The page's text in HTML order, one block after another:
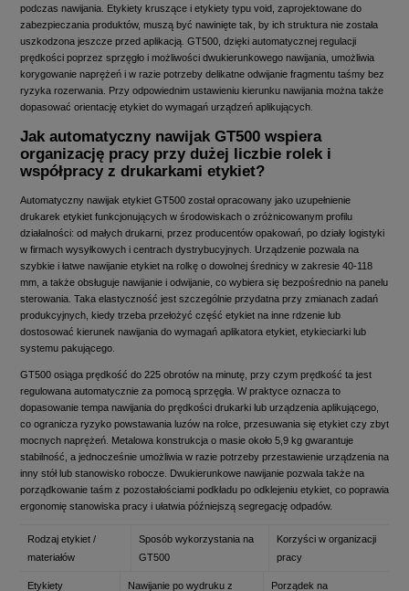
podczas nawijania. Etykiety kruszące i etykiety typu void, zaprojektowane do
zabezpieczania produktów, muszą być nawinięte tak, by ich struktura nie została
uszkodzona jeszcze przed aplikacją. GT500, dzięki automatycznej regulacji
prędkości poprzez sprzęgło i możliwości dwukierunkowego nawijania, umożliwia
korygowanie naprężeń i w razie potrzeby delikatne odwijanie fragmentu taśmy bez
ryzyka rozerwania. Przy odpowiednim ustawieniu kierunku nawijania można także
dopasować orientację etykiet do wymagań urządzeń aplikujących.
Jak automatyczny nawijak GT500 wspiera
organizację pracy przy dużej liczbie rolek i
współpracy z drukarkami etykiet?
Automatyczny nawijak etykiet GT500 został opracowany jako uzupełnienie
drukarek etykiet funkcjonujących w środowiskach o zróżnicowanym profilu
działalności: od małych drukarni, przez producentów opakowań, po działy logistyki
w firmach wysyłkowych i centrach dystrybucyjnych. Urządzenie pozwala na
szybkie i łatwe nawijanie etykiet na rolkę o dowolnej średnicy w zakresie 40-118
mm, a także obsługuje nawijanie i odwijanie, co wybiera się bezpośrednio na panelu
sterowania. Taka elastyczność jest szczególnie przydatna przy zmianach zadań
produkcyjnych, kiedy trzeba przełożyć część etykiet na inne rdzenie lub
dostosować kierunek nawijania do wymagań aplikatora etykiet, etykieciarki lub
systemu pakującego.
GT500 osiąga prędkość do 225 obrotów na minutę, przy czym prędkość ta jest
regulowana automatycznie za pomocą sprzęgła. W praktyce oznacza to
dopasowanie tempa nawijania do prędkości drukarki lub urządzenia aplikującego,
co ogranicza ryzyko powstawania luzów na rolce, przesuwania się etykiet czy zbyt
mocnych naprężeń. Metalowa konstrukcja o masie około 5,9 kg gwarantuje
stabilność, a jednocześnie umożliwia w razie potrzeby przestawienie urządzenia na
inny stół lub stanowisko robocze. Dwukierunkowe nawijanie pozwala także na
porządkowanie taśm z pozostałościami podkładu po odklejeniu etykiet, co poprawia
ergonomię stanowiska pracy i ułatwia późniejszą segregację odpadów.
Rodzaj etykiet /
materiałów
Sposób wykorzystania na
GT500
Korzyści w organizacji
pracy
Etykiety
Nawijanie po wydruku z
Porządek na